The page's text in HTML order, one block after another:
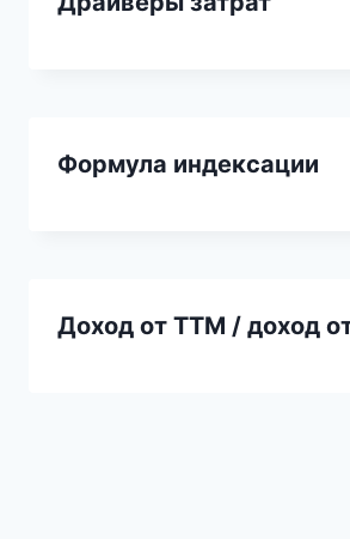
Формула индексации
Доход от TTM / доход